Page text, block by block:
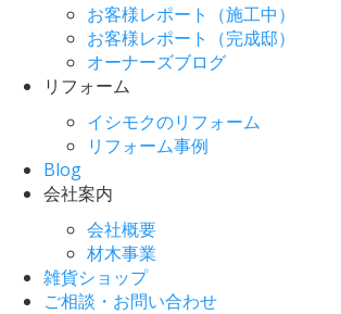
お客様レポート（施工中）
お客様レポート（完成邸）
オーナーズブログ
リフォーム
イシモクのリフォーム
リフォーム事例
Blog
会社案内
会社概要
材木事業
雑貨ショップ
ご相談・お問い合わせ